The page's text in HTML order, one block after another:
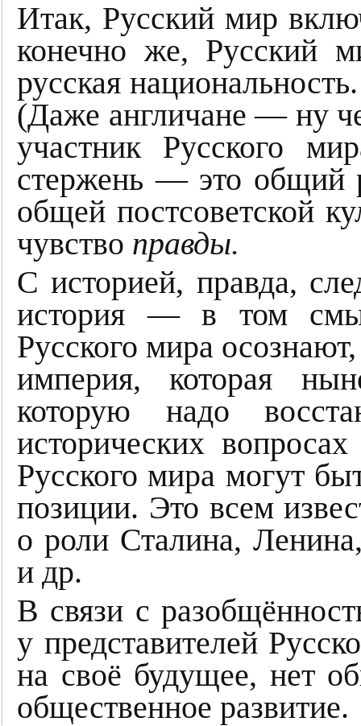
Итак, Русский мир
конечно же, Русский
русская
(Даже англичане — ну
участник Русского
стержень — это общий
общей постсоветской
чувство правды.
С историей, правда,
история — в том
Русского мира
империя, которая
которую надо
исторических
Русского мира могут
позиции. Это всем
о роли Сталина,
и др.
В связи с
у представителей
на своё будущее, нет
общественное развитие.